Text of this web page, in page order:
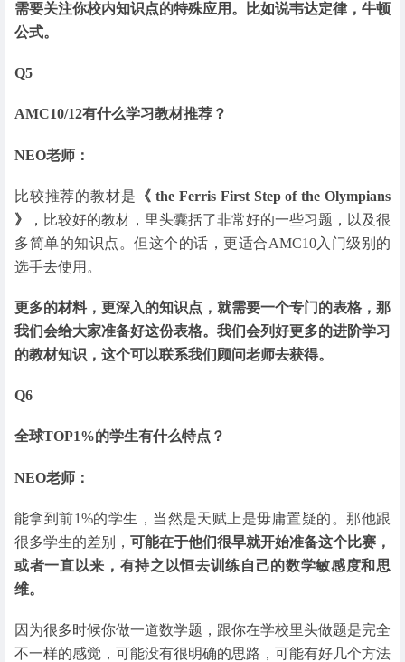
需要关注你校内知识点的特殊应用。
比如说韦达定律，牛顿
公式。
Q5
AMC10/12有什么学习教材推荐？
NEO老师：
比较推荐的教材是 《 the Ferris First Step of the Olympians
》
，比较好的教材，里头囊括了非常好的一些习题，以及很
多简单的知识点。但这个的话，更适合AMC10入门级别的
选手去使用。
更多的材料，更深入的知识点，就需要一个专门的表格，那
我们会给大家准备好这份表格。我们会列好更多的进阶学习
的教材知识，这个可以联系我们顾问老师去获得。
Q6
全球TOP1%的学生有什么特点？
NEO老师：
能拿到前1%的学生，当然是天赋上是毋庸置疑的。那他跟
很多学生的差别， 可能在于他们很早就开始准备这个比赛，
或者一直以来，有持之以恒去训练自己的数学敏感度和思
维。
因为很多时候你做一道数学题，跟你在学校里头做题是完全
不一样的感觉，可能没有很明确的思路，可能有好几个方法